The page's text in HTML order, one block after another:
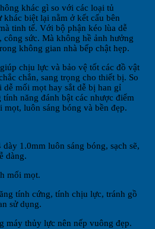
khác gì so với các loại tủ
biệt lại nằm ở kết cấu bên
tinh tế. Với bộ phận kéo lùa dễ
sức. Mà không hề ảnh hưởng
không gian nhà bếp chật hẹp.
chịu lực và bảo vệ tốt các đồ vật
chắn, sang trọng cho thiết bị. So
mối mọt hay sắt dễ bị han gỉ
năng đánh bật các nhược điểm
luôn sáng bóng và bền đẹp.
1.0mm luôn sáng bóng, sạch sẽ,
dàng.
mối mọt.
tính cứng, tính chịu lực, tránh gồ
sử dụng.
máy thủy lực nên nếp vuông đẹp.